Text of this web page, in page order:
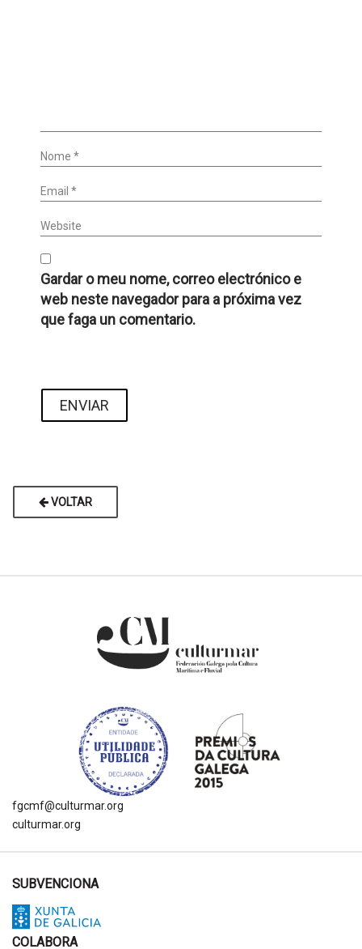
Nome *
Email *
Website
Gardar o meu nome, correo electrónico e
web neste navegador para a próxima vez
que faga un comentario.
VOLTAR
fgcmf@culturmar.org
culturmar.org
SUBVENCIONA
COLABORA